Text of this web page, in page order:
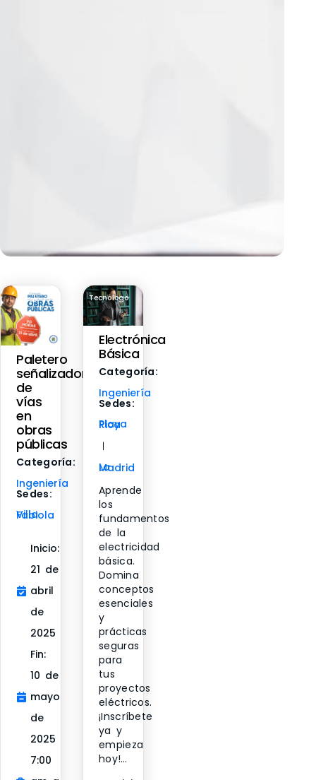
Curso
Paletero
señalizador
de
vías
en
obras
públicas
Categoría:
Ingeniería
Sedes:
Villa Fabiola
Inicio:
21 de
abril
de
2025
Fin:
10 de
mayo
de
2025
7:00
Tecnólogo
Electrónica
Básica
Categoría:
Ingeniería
Sedes:
Playa Rica
|
La Madrid
Aprende
los
fundamentos
de la
electricidad
básica.
Domina
conceptos
esenciales
y
prácticas
seguras
para
tus
proyectos
eléctricos.
¡Inscríbete
ya y
empieza
hoy!…